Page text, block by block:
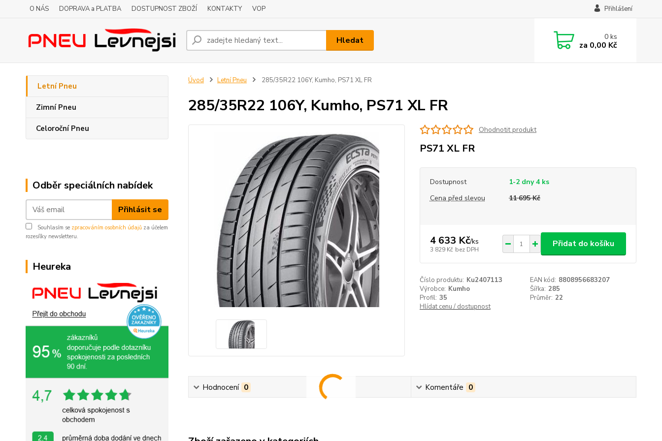
O NÁS DOPRAVA a PLATBA DOSTUPNOST ZBOŽÍ KONTAKTY VOP Přihlášení
Hledat 0ks
za 0,00 Kč
Letní Pneu
Zimní Pneu
Celoroční Pneu
Odběr speciálních nabídek
Přihlásit se
Souhlasím se zpracováním osobních údajů za účelem
rozesílky newsletteru.
Heureka
Úvod Letní Pneu 285/35R22 106Y, Kumho, PS71 XL FR
285/35R22 106Y, Kumho, PS71 XL FR
Ohodnotit produkt
PS71 XL FR
Dostupnost
1-2 dny 4 ks
Cena před slevou
11 695 Kč
4 633 Kč/ks
3 829 Kč bez DPH
Přidat do košíku
Číslo produktu: Ku2407113 EAN kód: 8808956683207
Výrobce: Kumho Šířka: 285
Profil: 35 Průměr: 22
Hlídat cenu / dostupnost
Hodnocení 0 Komentáře 0